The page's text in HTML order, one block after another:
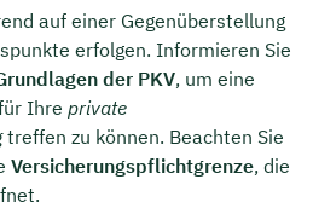
auf einer Gegenüberstellung
erfolgen. Informieren Sie
der PKV, um eine
Ihre private
treffen zu können. Beachten Sie
Versicherungspflichtgrenze, die